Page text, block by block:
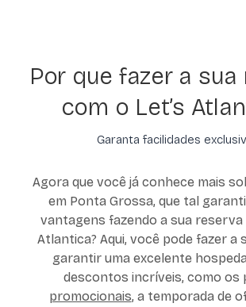
Por que fazer a sua
com o Let’s
Garanta facilidades
Agora que você já conhece mais
em Ponta Grossa, que tal
vantagens fazendo a sua reserva
Atlantica? Aqui, você pode fazer a
garantir uma excelente
descontos incríveis, como os
promocionais, a temporada de